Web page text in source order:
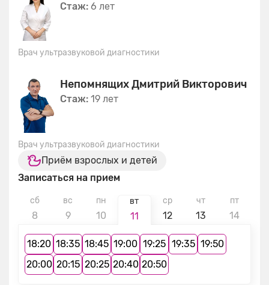
Стаж: 6 лет
Врач ультразвуковой диагностики
Непомнящих Дмитрий Викторович
Стаж: 19 лет
Врач ультразвуковой диагностики
Приём взрослых и детей
Записаться на прием
сб
8
вс
9
пн
10
вт
11
ср
12
чт
13
пт
14
18:20 18:35 18:45 19:00 19:25 19:35 19:50
20:00 20:15 20:25 20:40 20:50